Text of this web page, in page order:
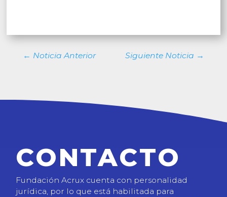
← Noticia Anterior Siguiente Noticia →
CONTACTO
Fundación Acrux cuenta con personalidad
jurídica, por lo que está habilitada para